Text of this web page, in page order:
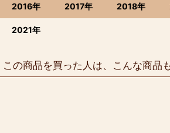
2016年 2017年 2018年
2021年
この商品を買った人は、こんな商品